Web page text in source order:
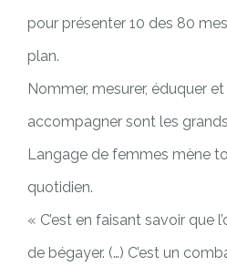
pour présenter 10 des 80
plan.
Nommer, mesurer, éduquer
accompagner sont les
Langage de femmes mène
quotidien.
« C’est en faisant savoir que
de bégayer. (…) C’est un